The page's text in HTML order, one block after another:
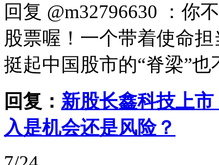
回复 @m32796630 ：你
股票喔！一个带着使命
挺起中国股市的“脊梁”
回复： 新股长鑫科技上
入是机会还是风险？